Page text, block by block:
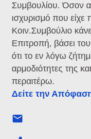
Συμβουλίου. Όσον
ισχυρισμό που είχε
Κοιν.Συμβούλιο
Επιτροπή, βάσει
ότι το εν λόγω
αρμοδιότητες της
περαιτέρω.
Δείτε την